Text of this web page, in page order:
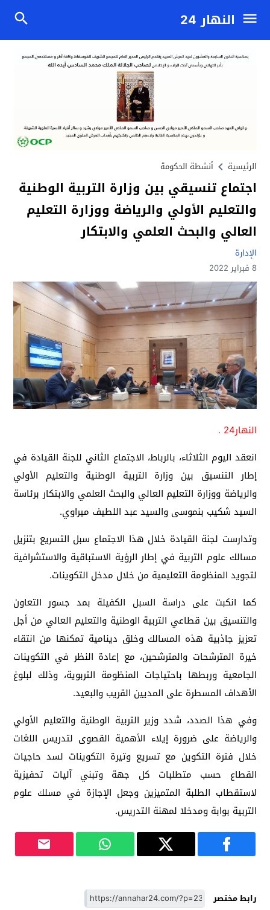
النهار 24
الرئيسية أنشطة الحكومة
اجتماع تنسيقي بين وزارة التربية الوطنية
والتعليم الأولي والرياضة ووزارة التعليم
العالي والبحث العلمي والابتكار
الإدارة
8 فبراير 2022
النهار24 .
انعقد اليوم الثلاثاء، بالرباط، الاجتماع الثاني للجنة القيادة في
إطار التنسيق بين وزارة التربية الوطنية والتعليم الأولي
والرياضة ووزارة التعليم العالي والبحث العلمي والابتكار برئاسة
السيد شكيب بنموسى والسيد عبد اللطيف ميراوي.
وتدارست لجنة القيادة خلال هذا الاجتماع سبل التسريع بتنزيل
مسالك علوم التربية في إطار الرؤية الاستباقية والاستشرافية
لتجويد المنظومة التعليمية من خلال مدخل التكوينات.
كما انكبت على دراسة السبل الكفيلة بمد جسور التعاون
والتنسيق بين قطاعي التربية الوطنية والتعليم العالي من أجل
تعزيز جاذبية هذه المسالك وخلق دينامية تمكنها من انتقاء
خيرة المترشحات والمترشحين، مع إعادة النظر في التكوينات
الجامعية وربطها باحتياجات المنظومة التربوية، وذلك لبلوغ
الأهداف المسطرة على المديين القريب والبعيد.
وفي هذا الصدد، شدد وزير التربية الوطنية والتعليم الأولي
والرياضة على ضرورة إيلاء الأهمية القصوى لتدريس اللغات
خلال فترة التكوين مع تسريع وتيرة التكوينات لسد حاجيات
القطاع حسب متطلبات كل جهة وتبني آليات تحفيزية
لاستقطاب الطلبة المتميزين وجعل الإجازة في مسلك علوم
التربية بوابة ومدخلا لمهنة التدريس.
رابط مختصر